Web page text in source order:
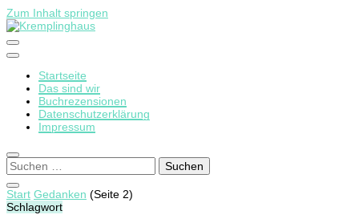
Zum Inhalt springen
Kremplinghaus
Startseite
Das sind wir
Buchrezensionen
Datenschutzerklärung
Impressum
Suchen
nach:
Start Gedanken (Seite 2)
Schlagwort